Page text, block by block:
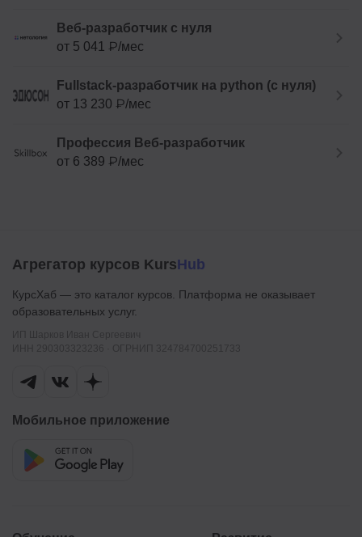
Веб-разработчик с нуля
от 5 041 ₽/мес
Fullstack-разработчик на python (с нуля)
от 13 230 ₽/мес
Профессия Веб-разработчик
от 6 389 ₽/мес
Агрегатор курсов KursHub
КурсХаб — это каталог курсов. Платформа не оказывает
образовательных услуг.
Мобильное приложение